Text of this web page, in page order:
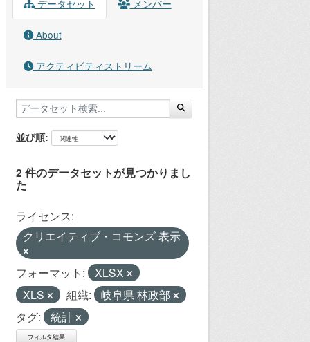
データセット メンバー
About
アクティビティストリーム
並び順
2 件のデータセットが見つかりまし
た
ライセンス:
クリエイティブ・コモンズ 表示
フォーマット:
XLSX
XLS
組織:
岐阜県 林政部
タグ:
統計
フィルタ結果